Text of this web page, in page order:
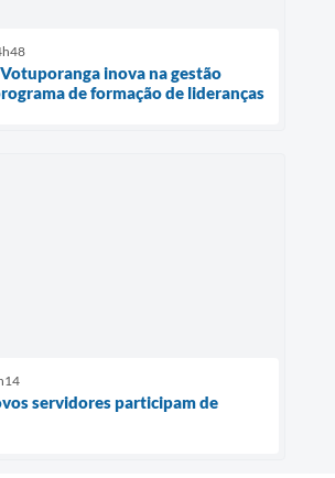
inova na gestão
de formação de lideranças
servidores participam de